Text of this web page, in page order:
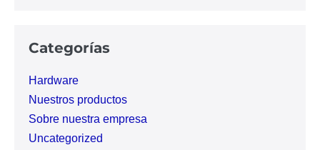
Categorías
Hardware
Nuestros productos
Sobre nuestra empresa
Uncategorized